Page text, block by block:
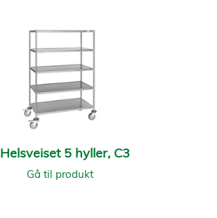
Helsveiset 5 hyller, C3
Gå til produkt